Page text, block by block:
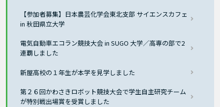
【参加者募集】日本農芸化学会東北支部 サイエンスカフェ
in 秋田県立大学
電気自動車エコラン競技大会 in SUGO 大学／高専の部で2
連覇しました
新屋高校の１年生が本学を見学しました
第２６回かわさきロボット競技大会で学生自主研究チーム
が特別戦出場賞を受賞しました